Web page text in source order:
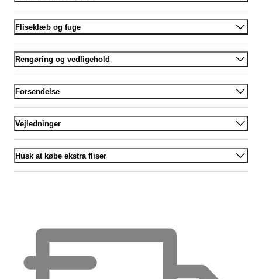
Fliseklæb og fuge
Rengøring og vedligehold
Forsendelse
Vejledninger
Husk at købe ekstra fliser